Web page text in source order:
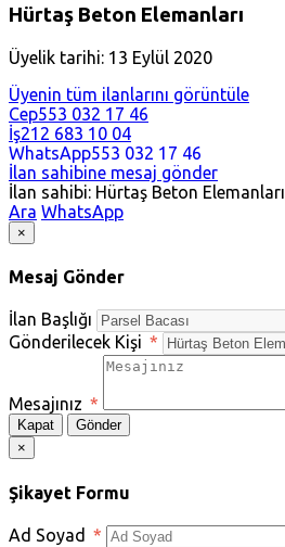
Hürtaş Beton Elemanları
Üyelik tarihi: 13 Eylül 2020
Üyenin tüm ilanlarını görüntüle
Cep553 032 17 46
İş212 683 10 04
WhatsApp553 032 17 46
İlan sahibine mesaj gönder
İlan sahibi: Hürtaş Beton Elemanları
Ara WhatsApp
×
Mesaj Gönder
İlan Başlığı
Gönderilecek Kişi *
Mesajınız *
Kapat
Gönder
×
Şikayet Formu
Ad Soyad *